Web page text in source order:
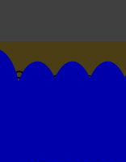
Suivez